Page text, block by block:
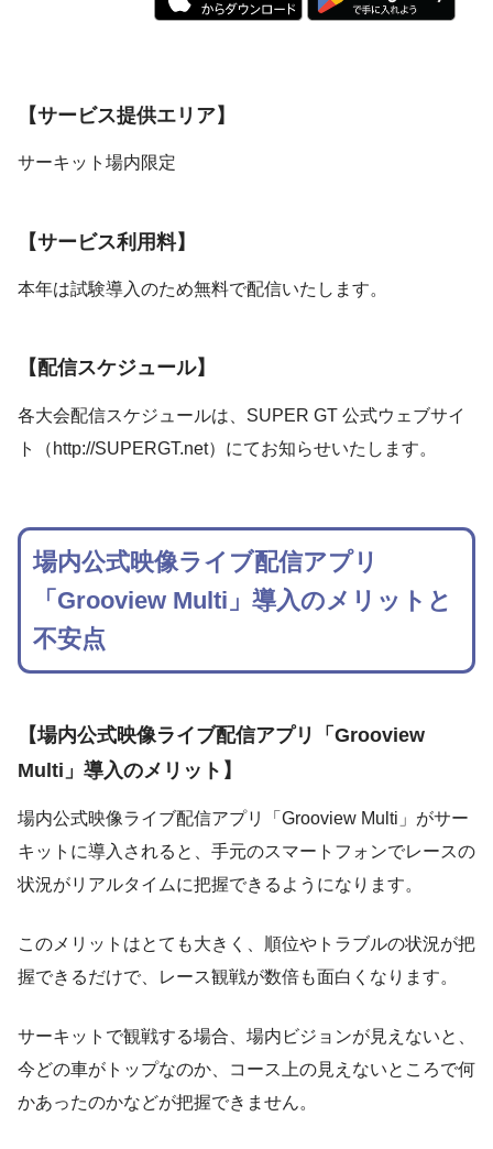
【サービス提供エリア】
サーキット場内限定
【サービス利用料】
本年は試験導入のため無料で配信いたします。
【配信スケジュール】
各大会配信スケジュールは、SUPER GT 公式ウェブサイ
ト（http://SUPERGT.net）にてお知らせいたします。
場内公式映像ライブ配信アプリ
「Grooview Multi」導入のメリットと
不安点
【場内公式映像ライブ配信アプリ「Grooview
Multi」導入のメリット】
場内公式映像ライブ配信アプリ「Grooview Multi」がサー
キットに導入されると、手元のスマートフォンでレースの
状況がリアルタイムに把握できるようになります。
このメリットはとても大きく、順位やトラブルの状況が把
握できるだけで、レース観戦が数倍も面白くなります。
サーキットで観戦する場合、場内ビジョンが見えないと、
今どの車がトップなのか、コース上の見えないところで何
かあったのかなどが把握できません。